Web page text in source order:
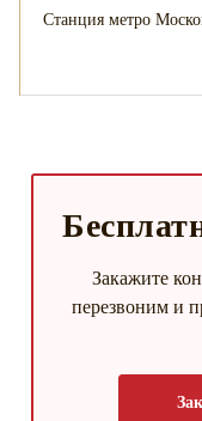
Станция метро
Закажите
перезвоним и